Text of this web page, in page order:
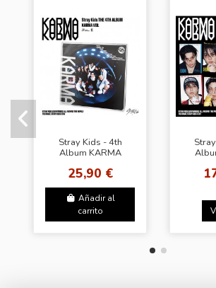
Stray Kids - 4th
Album KARMA
25,90 €
Añadir al
carrito